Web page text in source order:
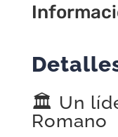
Suelta
🏛️ Un
Romano